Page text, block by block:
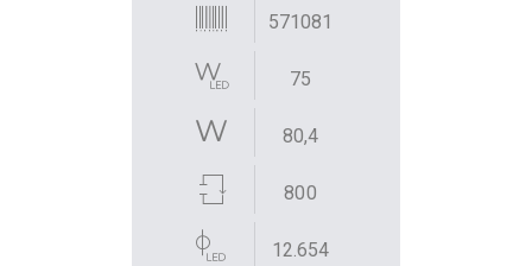
571081
75
80,4
800
12.654